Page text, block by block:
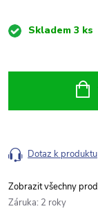
MěrnáSkladem 3 ks
Dotaz k produktu
Záruka: 2 roky